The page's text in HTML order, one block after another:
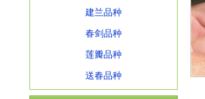
建兰品种
春剑品种
莲瓣品种
送春品种